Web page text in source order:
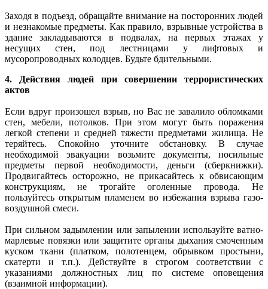
Заходя в подъезд, обращайте внимание на посторонних людей
и незнакомые предметы. Как правило, взрывные устройства в
здание закладываются в подвалах, на первых этажах у
несущих стен, под лестницами у лифтовых и
мусоропроводных колодцев. Будьте бдительными.
4. Действия людей при совершении террористических
актов
Если вдруг произошел взрыв, но Вас не завалило обломками
стен, мебели, потолков. При этом могут быть поражения
легкой степени и средней тяжести предметами жилища. Не
теряйтесь. Спокойно уточните обстановку. В случае
необходимой эвакуации возьмите документы, носильные
предметы первой необходимости, деньги (сберкнижки).
Продвигайтесь осторожно, не прикасайтесь к обвисающим
конструкциям, не трогайте оголенные провода. Не
пользуйтесь открытым пламенем во избежания взрыва газо-
воздушной смеси.
При сильном задымлении или запылении используйте ватно-
марлевые повязки или защитите органы дыхания смоченным
куском ткани (платком, полотенцем, обрывком простыни,
скатерти и т.п.). Действуйте в строгом соответствии с
указаниями должностных лиц по системе оповещения
(взаимной информации).